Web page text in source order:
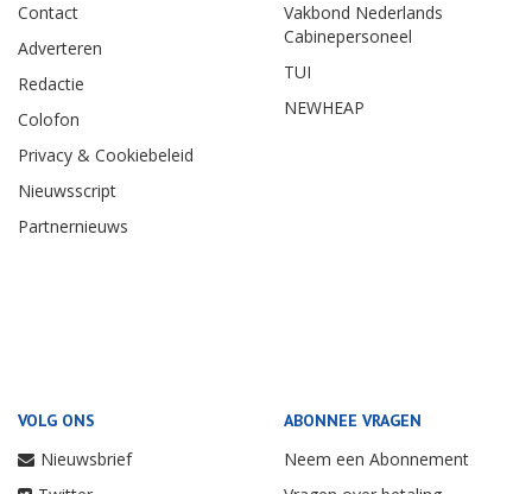
Contact
Adverteren
Redactie
Colofon
Privacy & Cookiebeleid
Nieuwsscript
Partnernieuws
Vakbond Nederlands
Cabinepersoneel
TUI
NEWHEAP
VOLG ONS
Nieuwsbrief
ABONNEE VRAGEN
Neem een Abonnement